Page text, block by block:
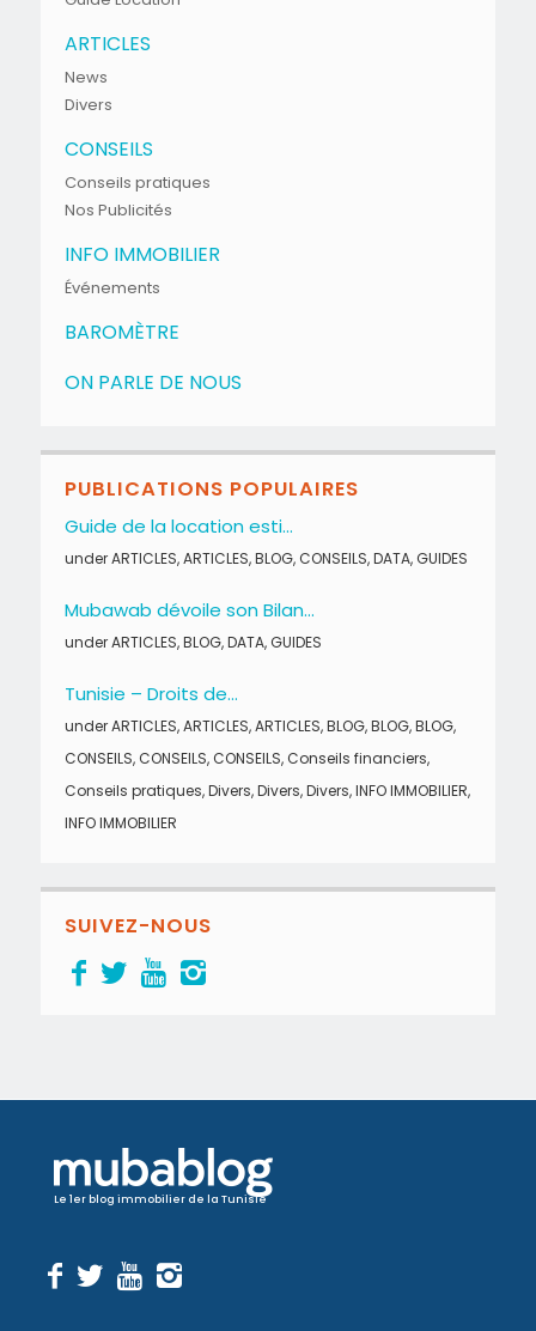
ARTICLES
News
Divers
CONSEILS
Conseils pratiques
Nos Publicités
INFO IMMOBILIER
Événements
BAROMÈTRE
ON PARLE DE NOUS
PUBLICATIONS POPULAIRES
Guide de la location esti...
underARTICLES,ARTICLES,BLOG,CONSEILS,DATA,GUIDES
Mubawab dévoile son Bilan...
underARTICLES,BLOG,DATA,GUIDES
Tunisie – Droits de...
underARTICLES,ARTICLES,ARTICLES,BLOG,BLOG,BLOG,
CONSEILS,CONSEILS,CONSEILS,Conseils financiers,
Conseils pratiques,Divers,Divers,Divers,INFO IMMOBILIER,
INFO IMMOBILIER
SUIVEZ-NOUS
Le 1er blog immobilier de la Tunisie